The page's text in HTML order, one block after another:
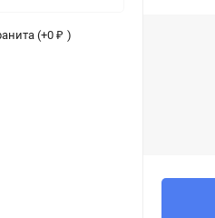
(+0₽ )